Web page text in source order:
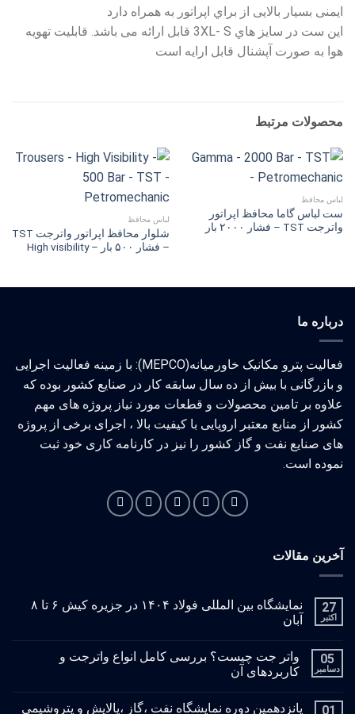
ایمنی بسیار بالایی از براي اپراتور به همراه دارد
این ست در سایز هاي 3XL‐ S قابل ارائه مى باشد. قابلیت تهویه
هوا به صورت آپشنال قابل ارایه است
محصولات مرتبط
لباس محافظ
ست لباس گاما محافظ اپراتور
واترجت TST – فشار ۲۰۰۰ بار
لباس محافظ
شلوار محافظ اپراتور واترجت TST
– فشار ۵۰۰ بار – High visibility
درباره ما
فعالیت پترو مکانیک خاورمیانه(MEPCO): با زمینه فعالیت اجرایی
و بازرگانی با بیش از ده سال سابقه کار در صنایع کشور بوده که
علاوه بر تامین محصولات و قطعات مورد نیاز پروژه های مهم
کشور از منابع معتبر اروپایی با کیفیت بالا ، اجرای برخی از پروژه
های صنایع نفت و گاز کشور را نیز در کارنامه کاری خود ثبت
نموده است.
آخرین مقالات
27
اکتبر
نمایشگاه بین المللی فولاد ۱۴۰۴ در جزیره کیش ۶ تا ۸
آبان
05
دسامبر
واتر جت چیست؟ بررسی کامل انواع واترجت و
کاربردهای آن
01 پانزدهمین دوره نمایشگاه نفت ،گاز ،پالایش و پتروشیمی